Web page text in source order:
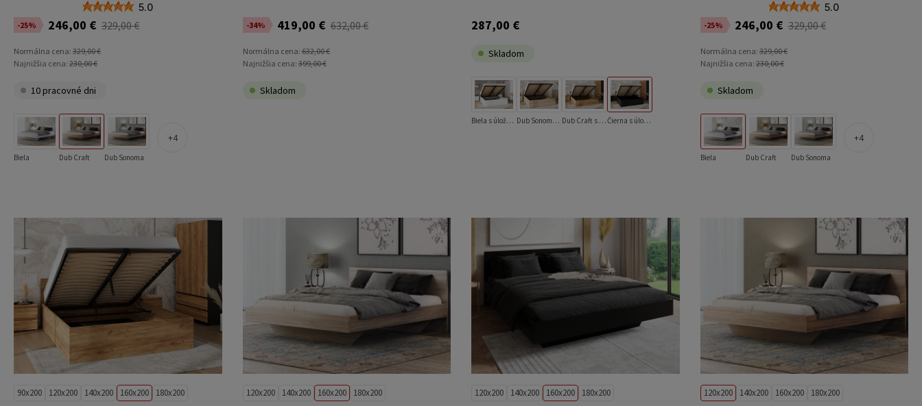
5.0
-25% 246,00 € 329,00 €
Normálna cena: 329,00 €
Najnižšia cena: 230,00 €
10 pracovné dni
Biela Dub Craft Dub Sonoma
4
-34% 419,00 € 632,00 €
Normálna cena:632,00 €
Najnižšia cena:399,00 €
Skladom
287,00 €
Skladom
Biela s úložným priestorom Dub Sonoma s úložným priestorom Dub Craft s úložným priestorom Čierna s úložným priestorom
5.0
-25% 246,00 € 329,00 €
Normálna cena:329,00 €
Najnižšia cena:230,00 €
Skladom
Biela Dub Craft Dub Sonoma
4
90x200 120x200 140x200 160x200 180x200 120x200 140x200 160x200 180x200 120x200 140x200 160x200 180x200 120x200 140x200 160x200 180x200